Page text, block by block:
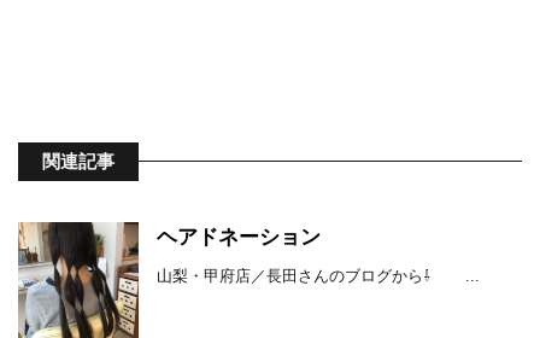
関連記事
ヘアドネーション
山梨・甲府店／長田さんのブログから⇩ ...